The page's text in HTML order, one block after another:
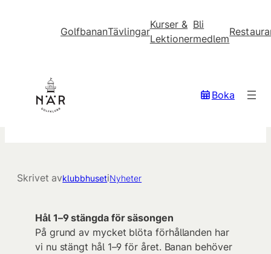
GolfbananTävlingar
Kurser &
Lektioner
Bli
medlem
Boka
Hål 1–9 stängda för
Skrivet avklubbhusetiNyheter
Hål 1–9 stängda för säsongen
På grund av mycket blöta förhållanden har
vi nu stängt hål 1–9 för året. Banan behöver